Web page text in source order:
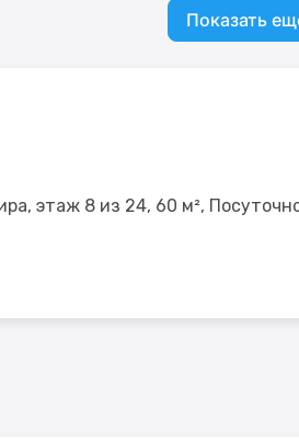
Показать
этаж 8 из 24, 60 м²,